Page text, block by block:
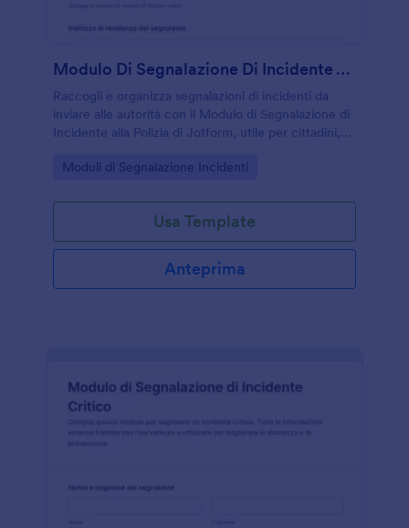
Modulo Di Segnalazione Di Incidente Alla Polizia
Raccogli e organizza segnalazioni di incidenti da
inviare alle autorità con il Modulo di Segnalazione di
Incidente alla Polizia di Jotform, utile per cittadini,
dati in modo chiaro.
Go to Category:
Moduli di Segnalazione Incidenti
Usa Template
Anteprima